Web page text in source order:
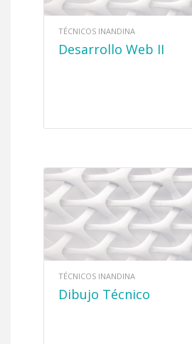
TÉCNICOS INANDINA
Desarrollo Web II
TÉCNICOS INANDINA
Dibujo Técnico